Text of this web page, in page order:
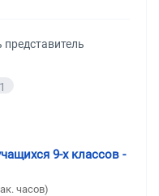
представитель
1
9-х классов -
часов)